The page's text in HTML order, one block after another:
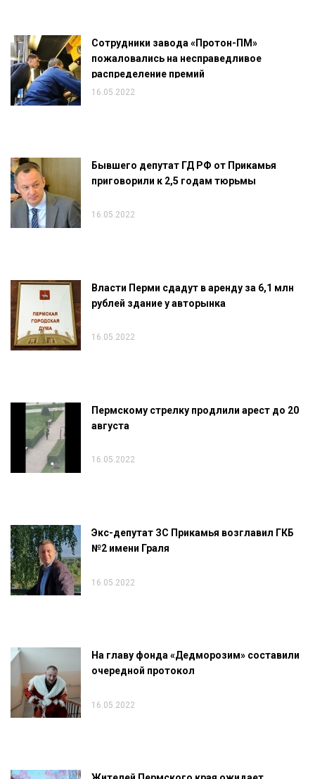
Сотрудники завода «Протон-ПМ»
пожаловались на несправедливое
распределение премий
16.05.2022
Бывшего депутат ГД РФ от Прикамья
приговорили к 2,5 годам тюрьмы
16.05.2022
Власти Перми сдадут в аренду за 6,1 млн
рублей здание у авторынка
16.05.2022
Пермскому стрелку продлили арест до 20
августа
16.05.2022
Экс-депутат ЗС Прикамья возглавил ГКБ
№2 имени Граля
16.05.2022
На главу фонда «Дедморозим» составили
очередной протокол
16.05.2022